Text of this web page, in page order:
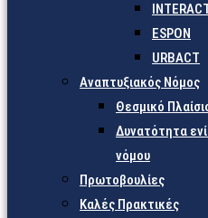
ESPON
URBACT
Αναπτυξιακός Νόμος
Θεσμικό
Δυνατότητα
νόμου
Πρωτοβουλίες
Καλές Πρακτικές